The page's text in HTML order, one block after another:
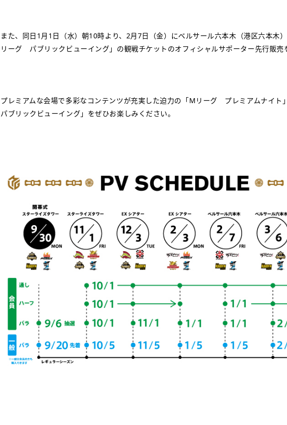
また、同日1月1日（水）朝10時より、2月7日（金）にベルサール六本木（港区六本木
リーグ パブリックビューイング」の観戦チケットのオフィシャルサポーター先行販売
プレミアムな会場で多彩なコンテンツが充実した迫力の「Mリーグ プレミアムナイト
パブリックビューイング」をぜひお楽しみください。